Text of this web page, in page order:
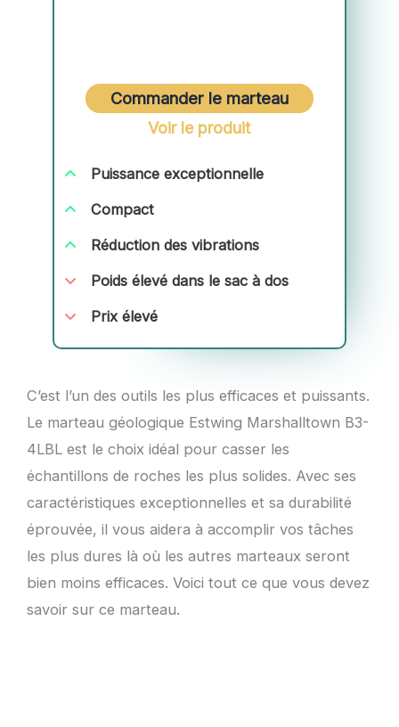
Commander le marteau
Voir le produit
Puissance exceptionnelle
Compact
Réduction des vibrations
Poids élevé dans le sac à dos
Prix élevé
C’est l’un des outils les plus efficaces et puissants.
Le marteau géologique Estwing Marshalltown B3-
4LBL est le choix idéal pour casser les
échantillons de roches les plus solides. Avec ses
caractéristiques exceptionnelles et sa durabilité
éprouvée, il vous aidera à accomplir vos tâches
les plus dures là où les autres marteaux seront
bien moins efficaces. Voici tout ce que vous devez
savoir sur ce marteau.